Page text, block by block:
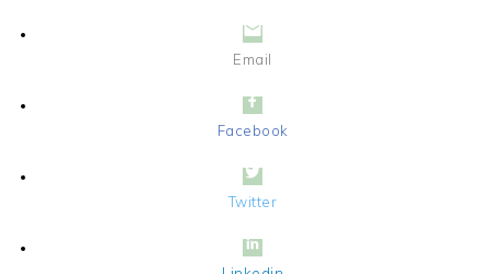
Email
Facebook
Twitter